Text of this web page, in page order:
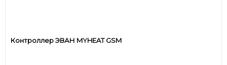
Контроллер ЭВАН MYHEAT GSM